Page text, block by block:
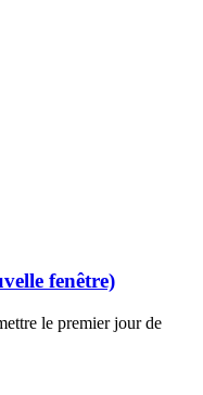
fenêtre)
le premier jour de